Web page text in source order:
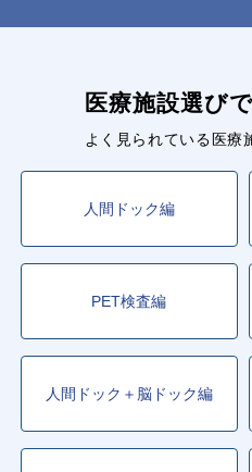
医療施設選び
よく見られている医療
人間ドック編
PET検査編
人間ドック＋脳ドック編